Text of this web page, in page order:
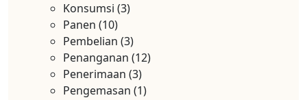
Konsumsi (3)
Panen (10)
Pembelian (3)
Penanganan (12)
Penerimaan (3)
Pengemasan (1)